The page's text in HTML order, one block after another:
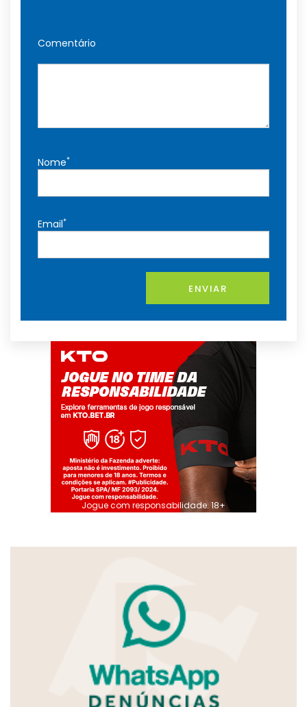
Comentário
Nome*
Email*
ENVIAR
Jogue com responsabilidade. 18+